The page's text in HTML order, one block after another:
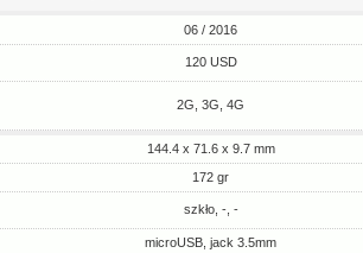
06 / 2016
120 USD
2G, 3G, 4G
144.4 x 71.6 x 9.7 mm
172 gr
szkło, -, -
microUSB, jack 3.5mm